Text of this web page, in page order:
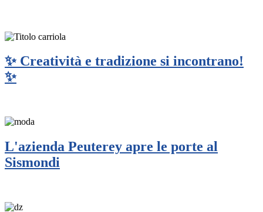
✨ Creatività e tradizione si incontrano!
✨
L'azienda Peuterey apre le porte al
Sismondi